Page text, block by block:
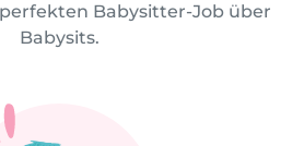
Babysitter-Job über
Babysits.